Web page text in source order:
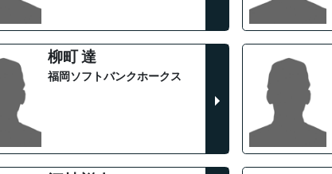
柳町 達
福岡ソフトバンクホークス